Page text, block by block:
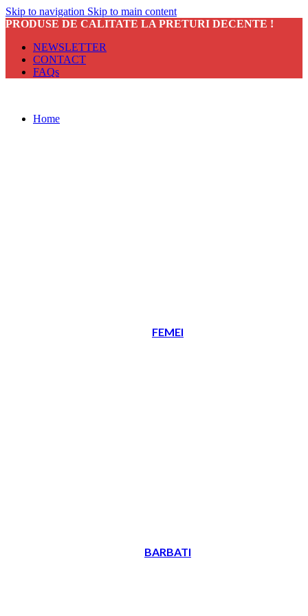
Skip to navigation Skip to main content
PRODUSE DE CALITATE LA PRETURI DECENTE !
NEWSLETTER
CONTACT
FAQs
Home
FEMEI
BARBATI